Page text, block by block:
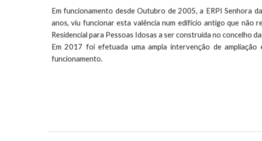
Em funcionamento desde Outubro de 2005, a ERPI Senhora
anos, viu funcionar esta valência num edifício antigo que não
Residencial para Pessoas Idosas a ser construída no concelho
Em 2017 foi efetuada uma ampla intervenção de
funcionamento.